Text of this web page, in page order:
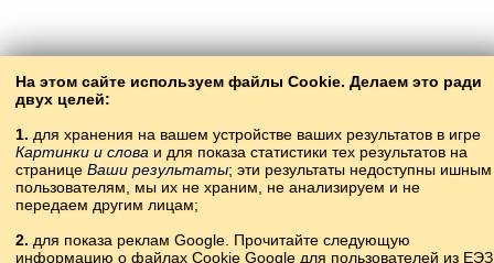
На этом сайте используем файлы Cookie. Делаем это ради
двух целей:
1. для хранения на вашем устройстве ваших результатов в игре
Картинки и слова и для показа статистики тех результатов на
странице Ваши результаты; эти результаты недоступны ишным
пользователям, мы их не храним, не анализируем и не
передаем другим лицам;
2. для показа реклам Google. Прочитайте следующую
информацию о файлах Cookie Google для пользователей из ЕЭЗ